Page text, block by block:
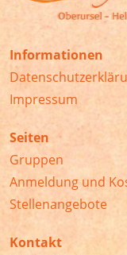
Informationen
Impressum
Seiten
Gruppen
Anmeldung und
Stellenangebote
Kontakt